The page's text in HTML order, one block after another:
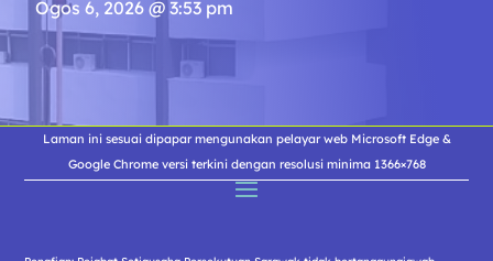
Ogos 6, 2026 @ 3:53 pm
Laman ini sesuai dipapar mengunakan pelayar web Microsoft Edge &
Google Chrome versi terkini dengan resolusi minima 1366×768